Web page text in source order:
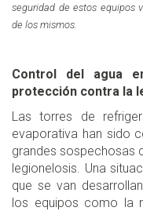
seguridad de estos equipos
de los mismos.
Control del agua
protección contra la
Las torres de
evaporativa han sido
grandes sospechosas
legionelosis. Una
que se van
los equipos como la